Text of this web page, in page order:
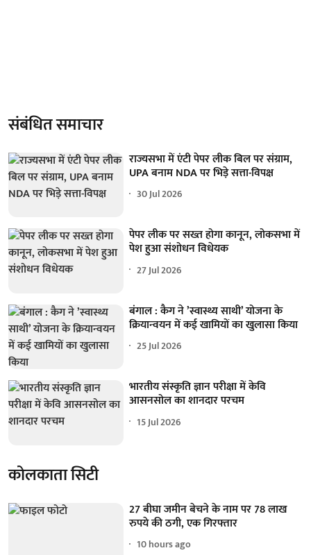
संबंधित समाचार
राज्यसभा में एंटी पेपर लीक बिल पर संग्राम,
UPA बनाम NDA पर भिड़े सत्ता-विपक्ष
30 Jul 2026
पेपर लीक पर सख्त होगा कानून, लोकसभा में
पेश हुआ संशोधन विधेयक
27 Jul 2026
बंगाल : कैग ने ’स्वास्थ्य साथी’ योजना के
क्रियान्वयन में कई खामियों का खुलासा किया
25 Jul 2026
भारतीय संस्कृति ज्ञान परीक्षा में केवि
आसनसोल का शानदार परचम
15 Jul 2026
कोलकाता सिटी
27 बीघा जमीन बेचने के नाम पर 78 लाख
रुपये की ठगी, एक गिरफ्तार
10 hours ago